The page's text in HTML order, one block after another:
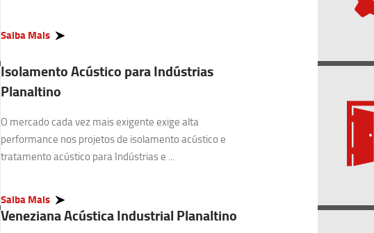
Saiba Mais
Isolamento Acústico para Indústrias
Planaltino
O mercado cada vez mais exigente exige alta
performance nos projetos de isolamento acústico e
tratamento acústico para Indústrias e ...
Saiba Mais
Veneziana Acústica Industrial Planaltino